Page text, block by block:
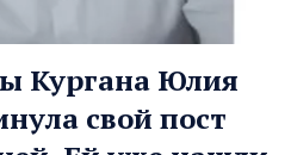
Кургана Юлия
свой пост